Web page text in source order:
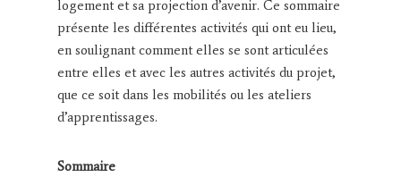
logement et sa projection d’avenir. Ce sommaire
présente les différentes activités qui ont eu lieu,
en soulignant comment elles se sont articulées
entre elles et avec les autres activités du projet,
que ce soit dans les mobilités ou les ateliers
d’apprentissages.
Sommaire